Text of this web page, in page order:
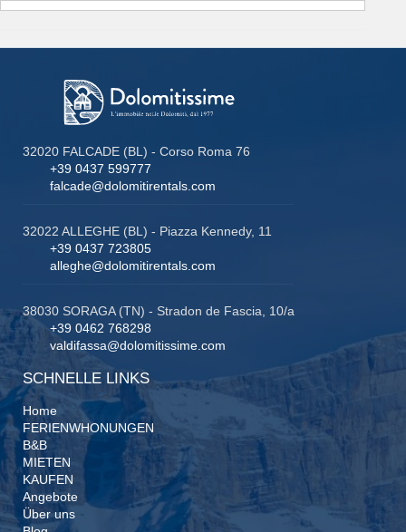
32020 FALCADE (BL) - Corso Roma 76
+39 0437 599777
falcade@dolomitirentals.com
32022 ALLEGHE (BL) - Piazza Kennedy, 11
+39 0437 723805
alleghe@dolomitirentals.com
38030 SORAGA (TN) - Stradon de Fascia, 10/a
+39 0462 768298
valdifassa@dolomitissime.com
SCHNELLE LINKS
Home
FERIENWHONUNGEN
B&B
MIETEN
KAUFEN
Angebote
Über uns